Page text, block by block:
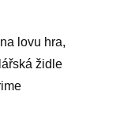
lovu hra,
židle